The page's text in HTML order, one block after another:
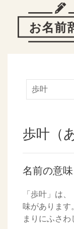
歩叶（
名前の意味
「歩叶」は
味があります
まりにふさわ